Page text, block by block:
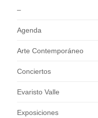
–
Agenda
Arte Contemporáneo
Conciertos
Evaristo Valle
Exposiciones